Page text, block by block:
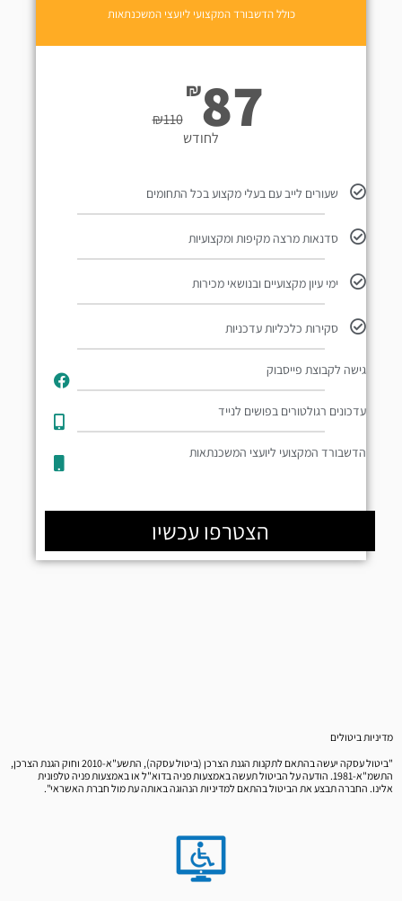
כולל הדשבורד המקצועי ליועצי המשכנתאות
₪110
₪87לחודש
שעורים לייב עם בעלי מקצוע בכל התחומים
סדנאות מרצה מקיפות ומקצועיות
ימי עיון מקצועיים ובנושאי מכירות
סקירות כלכליות עדכניות
גישה לקבוצת פייסבוק
עדכונים רגולטורים בפושים לנייד​
הדשבורד המקצועי ליועצי המשכנתאות
הצטרפו עכשיו
מדיניות ביטולים
"ביטול עסקה יעשה בהתאם לתקנות הגנת הצרכן (ביטול עסקה), התשע"א-2010 וחוק הגנת הצרכן,
התשמ"א-1981. הודעה על הביטול תעשה באמצעות פניה בדוא"ל או באמצעות פניה טלפונית
אלינו. החברה תבצע את הביטול בהתאם למדיניות הנהוגה באותה עת מול חברת האשראי".